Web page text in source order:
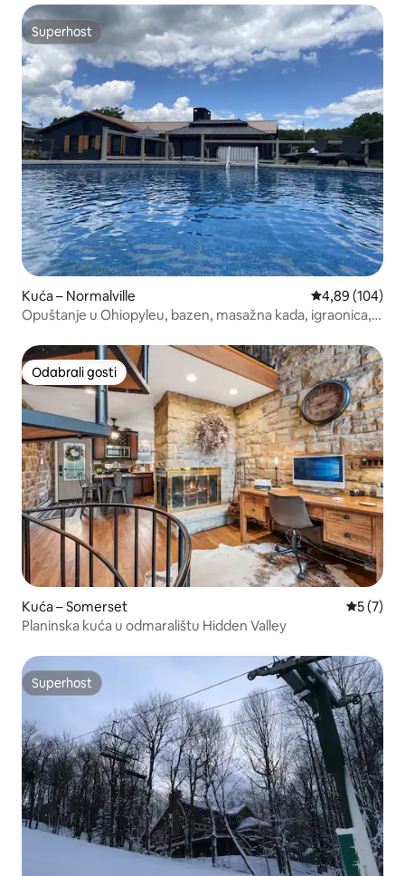
Superhost
Superhost
Kuća – Normalville Prosječna
4,89 (104)
Opuštanje u Ohiopyleu, bazen, masažna kada, igraonica,
Odabrali gosti
Odabrali gosti
Kuća – Somerset
5 (7)
Planinska kuća u odmaralištu Hidden Valley
Superhost
Superhost